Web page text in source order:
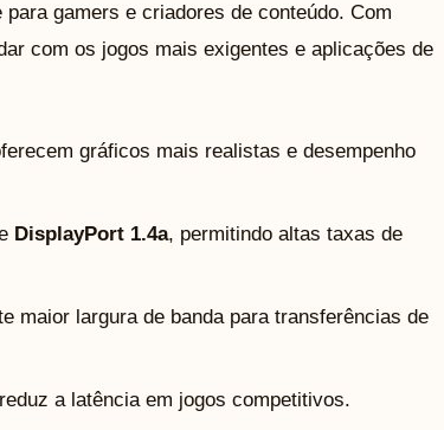
gamers e criadores de conteúdo. Com
com os jogos mais exigentes e aplicações de
gráficos mais realistas e desempenho
DisplayPort 1.4a, permitindo altas taxas de
maior largura de banda para transferências de
a latência em jogos competitivos.